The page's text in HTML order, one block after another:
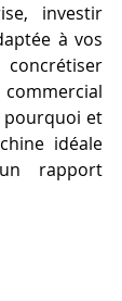
investir
à vos
pourquoi et
idéale
rapport